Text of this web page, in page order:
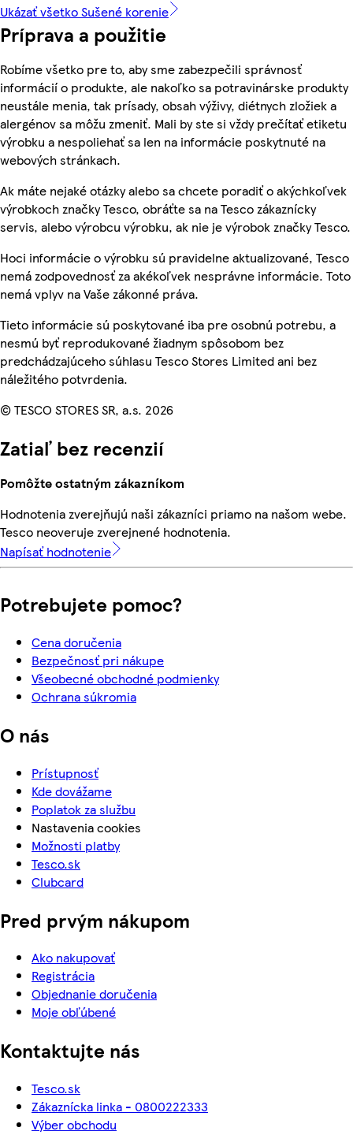
Ukázať všetko Sušené korenie
Príprava a použitie
Robíme všetko pre to, aby sme zabezpečili správnosť
informácií o produkte, ale nakoľko sa potravinárske produkty
neustále menia, tak prísady, obsah výživy, diétnych zložiek a
alergénov sa môžu zmeniť. Mali by ste si vždy prečítať etiketu
výrobku a nespoliehať sa len na informácie poskytnuté na
webových stránkach.
Ak máte nejaké otázky alebo sa chcete poradiť o akýchkoľvek
výrobkoch značky Tesco, obráťte sa na Tesco zákaznícky
servis, alebo výrobcu výrobku, ak nie je výrobok značky Tesco.
Hoci informácie o výrobku sú pravidelne aktualizované, Tesco
nemá zodpovednosť za akékoľvek nesprávne informácie. Toto
nemá vplyv na Vaše zákonné práva.
Tieto informácie sú poskytované iba pre osobnú potrebu, a
nesmú byť reprodukované žiadnym spôsobom bez
predchádzajúceho súhlasu Tesco Stores Limited ani bez
náležitého potvrdenia.
© TESCO STORES SR, a.s. 2026
Zatiaľ bez recenzií
Pomôžte ostatným zákazníkom
Hodnotenia zverejňujú naši zákazníci priamo na našom webe.
Tesco neoveruje zverejnené hodnotenia.
Napísať hodnotenie
Potrebujete pomoc?
Cena doručenia
Bezpečnosť pri nákupe
Všeobecné obchodné podmienky
Ochrana súkromia
O nás
Prístupnosť
Kde dovážame
Poplatok za službu
Nastavenia cookies
Možnosti platby
Tesco.sk
Clubcard
Pred prvým nákupom
Ako nakupovať
Registrácia
Objednanie doručenia
Moje obľúbené
Kontaktujte nás
Tesco.sk
Zákaznícka linka - 0800222333
Výber obchodu